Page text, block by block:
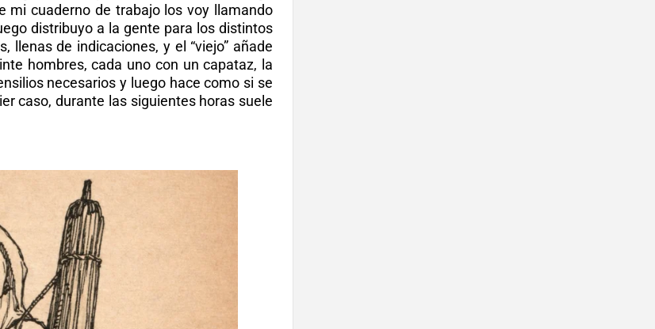
mi cuaderno de trabajo los voy llamando
distribuyo a la gente para los distintos
llenas de indicaciones, y el “viejo” añade
hombres, cada uno con un capataz, la
necesarios y luego hace como si se
caso, durante las siguientes horas suele